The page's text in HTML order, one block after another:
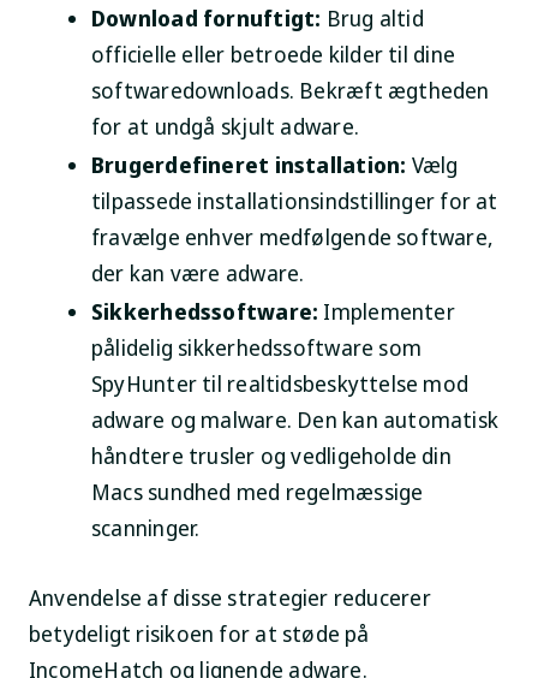
Download fornuftigt: Brug altid
officielle eller betroede kilder til dine
softwaredownloads. Bekræft ægtheden
for at undgå skjult adware.
Brugerdefineret installation: Vælg
tilpassede installationsindstillinger for at
fravælge enhver medfølgende software,
der kan være adware.
Sikkerhedssoftware: Implementer
pålidelig sikkerhedssoftware som
SpyHunter til realtidsbeskyttelse mod
adware og malware. Den kan automatisk
håndtere trusler og vedligeholde din
Macs sundhed med regelmæssige
scanninger.
Anvendelse af disse strategier reducerer
betydeligt risikoen for at støde på
IncomeHatch og lignende adware.